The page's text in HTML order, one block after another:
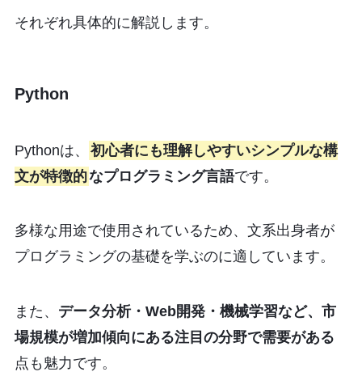
それぞれ具体的に解説します。
Python
Pythonは、
初心者にも理解しやすいシンプルな構
文が特徴的なプログラミング言語です。
多様な用途で使用されているため、文系出身者が
プログラミングの基礎を学ぶのに適しています。
また、 データ分析・Web開発・機械学習など、市
場規模が増加傾向にある注目の分野で需要がある
点も魅力です。